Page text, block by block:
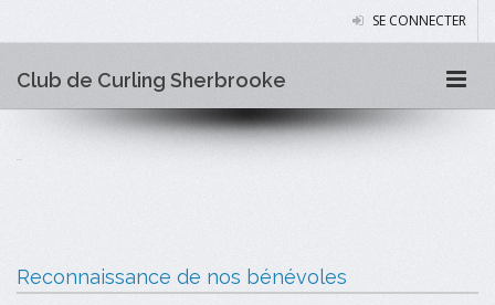
SE CONNECTER
Club de Curling Sherbrooke
Reconnaissance de nos bénévoles